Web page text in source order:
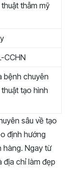
thẫm mỹ
CCHN
bệnh chuyên
tạo hình
sâu về tạo
định hướng
hàng. Ngay từ
địa chỉ làm đẹp